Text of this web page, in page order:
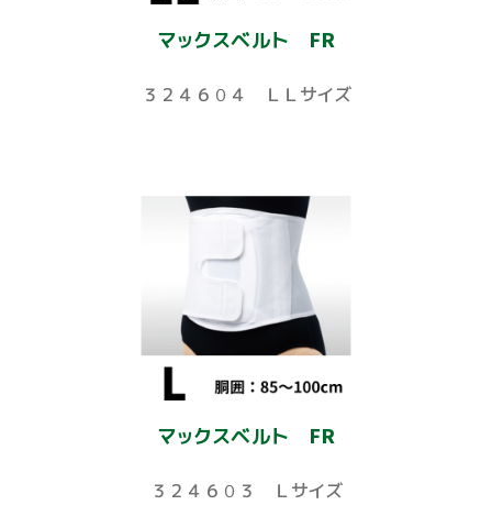
マックスベルト FR
３２４６０４ ＬＬサイズ
マックスベルト FR
３２４６０３ Ｌサイズ